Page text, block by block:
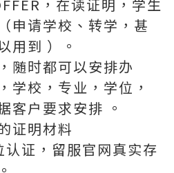
，在读证明，学生
申请学校、转学，甚
用到 ）。
随时都可以安排办
学校，专业，学位，
客户要求安排 。
证明材料
证，留服官网真实存